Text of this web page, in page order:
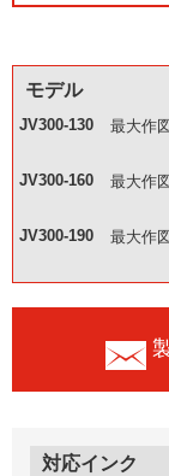
モデル
JV300-130 最大作
JV300-160
最大作
JV300-190
最大作
対応インク